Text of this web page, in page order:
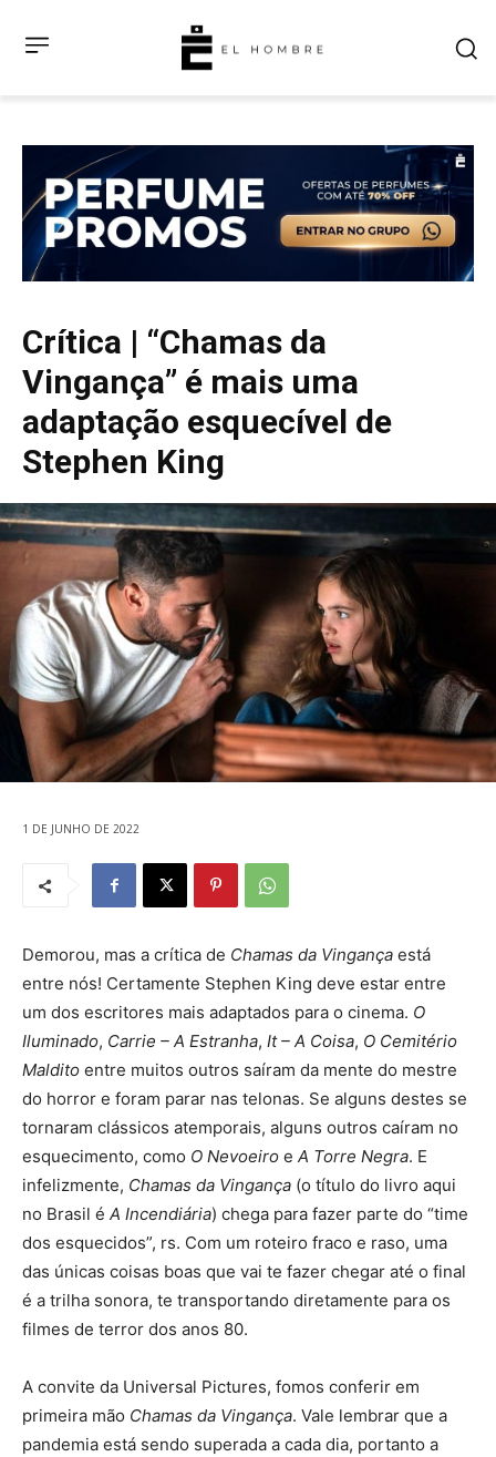
Crítica | “Chamas da
Vingança” é mais uma
adaptação esquecível de
Stephen King
1 DE JUNHO DE 2022
Demorou, mas a crítica de Chamas da Vingança está
entre nós! Certamente Stephen King deve estar entre
um dos escritores mais adaptados para o cinema. O
Iluminado, Carrie – A Estranha, It – A Coisa, O Cemitério
Maldito entre muitos outros saíram da mente do mestre
do horror e foram parar nas telonas. Se alguns destes se
tornaram clássicos atemporais, alguns outros caíram no
esquecimento, como O Nevoeiro e A Torre Negra. E
infelizmente, Chamas da Vingança (o título do livro aqui
no Brasil é A Incendiária) chega para fazer parte do “time
dos esquecidos”, rs. Com um roteiro fraco e raso, uma
das únicas coisas boas que vai te fazer chegar até o final
é a trilha sonora, te transportando diretamente para os
filmes de terror dos anos 80.
A convite da Universal Pictures, fomos conferir em
primeira mão Chamas da Vingança. Vale lembrar que a
pandemia está sendo superada a cada dia, portanto a